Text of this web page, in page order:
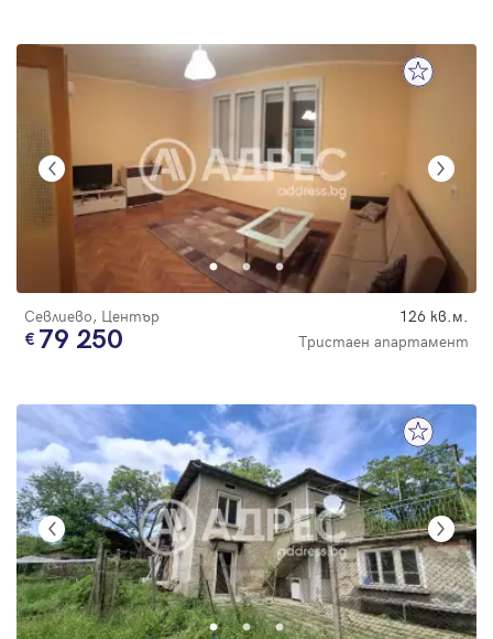
Севлиево, Център 126 кв.м.
79 250 Тристаен апартамент